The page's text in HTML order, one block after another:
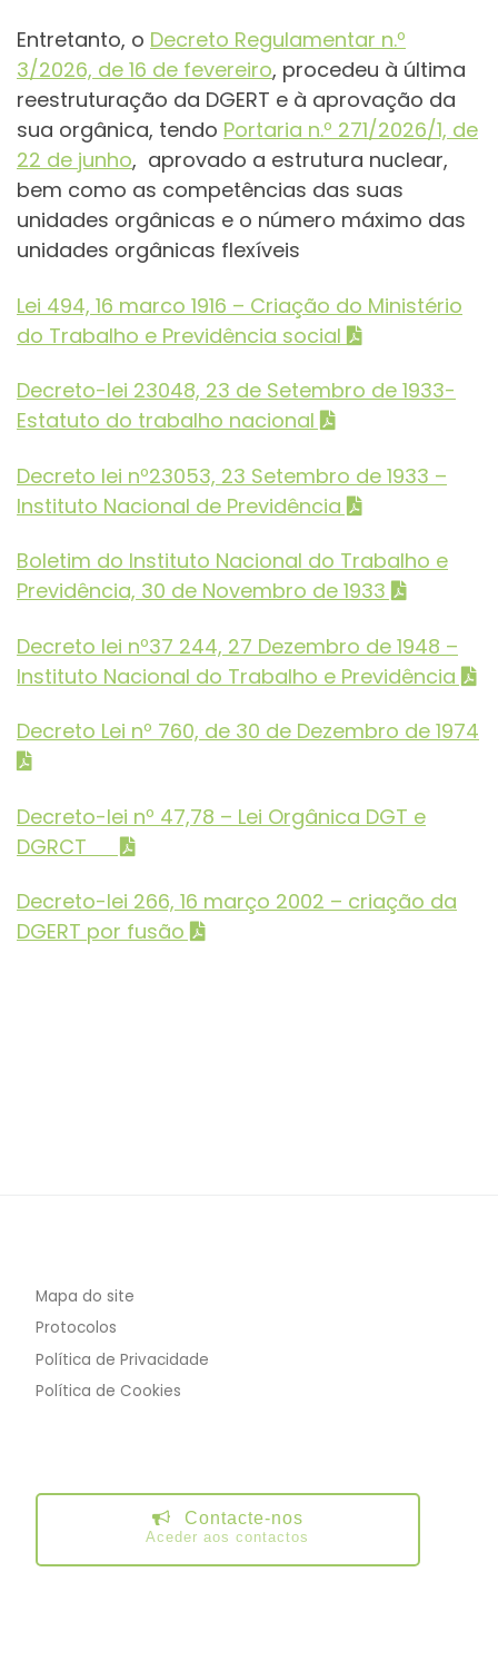
Entretanto, o Decreto Regulamentar n.º
3/2026, de 16 de fevereiro, procedeu à última
reestruturação da DGERT e à aprovação da
sua orgânica, tendo Portaria n.º 271/2026/1, de
22 de junho, aprovado a estrutura nuclear,
bem como as competências das suas
unidades orgânicas e o número máximo das
unidades orgânicas flexíveis
Lei 494, 16 marco 1916 – Criação do Ministério
do Trabalho e Previdência social
Decreto-lei 23048, 23 de Setembro de 1933-
Estatuto do trabalho nacional
Decreto lei nº23053, 23 Setembro de 1933 –
Instituto Nacional de Previdência
Boletim do Instituto Nacional do Trabalho e
Previdência, 30 de Novembro de 1933
Decreto lei nº37 244, 27 Dezembro de 1948 –
Instituto Nacional do Trabalho e Previdência
Decreto Lei nº 760, de 30 de Dezembro de 1974
Decreto-lei nº 47,78 – Lei Orgânica DGT e
DGRCT
Decreto-lei 266, 16 março 2002 – criação da
DGERT por fusão
Mapa do site
Protocolos
Política de Privacidade
Política de Cookies
Contacte-nos
Aceder aos contactos